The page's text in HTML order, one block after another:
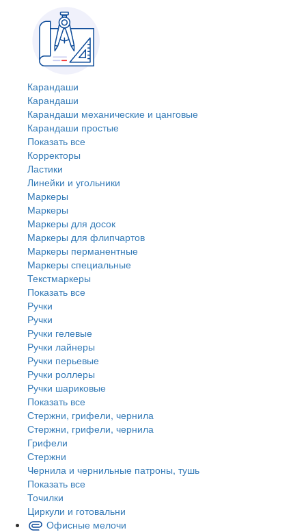
Карандаши
Карандаши
Карандаши механические и цанговые
Карандаши простые
Показать все
Корректоры
Ластики
Линейки и угольники
Маркеры
Маркеры
Маркеры для досок
Маркеры для флипчартов
Маркеры перманентные
Маркеры специальные
Текстмаркеры
Показать все
Ручки
Ручки
Ручки гелевые
Ручки лайнеры
Ручки перьевые
Ручки роллеры
Ручки шариковые
Показать все
Стержни, грифели, чернила
Стержни, грифели, чернила
Грифели
Стержни
Чернила и чернильные патроны, тушь
Показать все
Точилки
Циркули и готовальни
Офисные мелочи